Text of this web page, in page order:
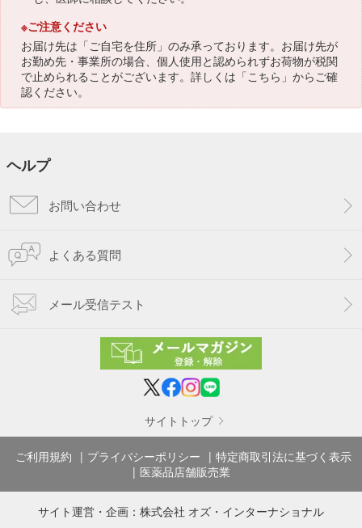
※ご注意ください
お届け先は「ご自宅を住所」のみ承っております。お届け先が
お勤め先・事業所の場合、個人使用と認められずお荷物が税関
で止められることがございます。詳しくは「こちら 」からご確
認ください。
ヘルプ
お問い合わせ
よくある質問
メール受信テスト
サイトトップ
ご利用規約 プライバシーポリシー
特定商取引法に基づく表示
医薬品店舗販売業
サイト運営・企画： 株式会社 オズ・インターナショナル